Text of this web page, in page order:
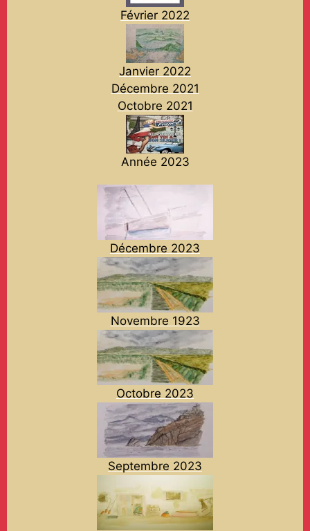
Février 2022
Janvier 2022
Décembre 2021
Octobre 2021
Année 2023
Décembre 2023
Novembre 1923
Octobre 2023
Septembre 2023